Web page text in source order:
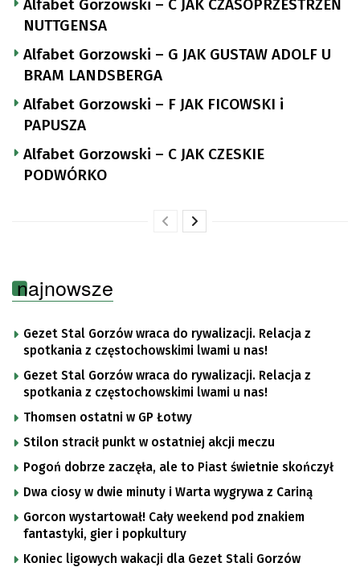
Alfabet Gorzowski – C JAK CZASOPRZESTRZEŃ
NUTTGENSA
Alfabet Gorzowski – G JAK GUSTAW ADOLF U
BRAM LANDSBERGA
Alfabet Gorzowski – F JAK FICOWSKI i
PAPUSZA
Alfabet Gorzowski – C JAK CZESKIE
PODWÓRKO
najnowsze
Gezet Stal Gorzów wraca do rywalizacji. Relacja z
spotkania z częstochowskimi lwami u nas!
Gezet Stal Gorzów wraca do rywalizacji. Relacja z
spotkania z częstochowskimi lwami u nas!
Thomsen ostatni w GP Łotwy
Stilon stracił punkt w ostatniej akcji meczu
Pogoń dobrze zaczęła, ale to Piast świetnie skończył
Dwa ciosy w dwie minuty i Warta wygrywa z Cariną
Gorcon wystartował! Cały weekend pod znakiem
fantastyki, gier i popkultury
Koniec ligowych wakacji dla Gezet Stali Gorzów